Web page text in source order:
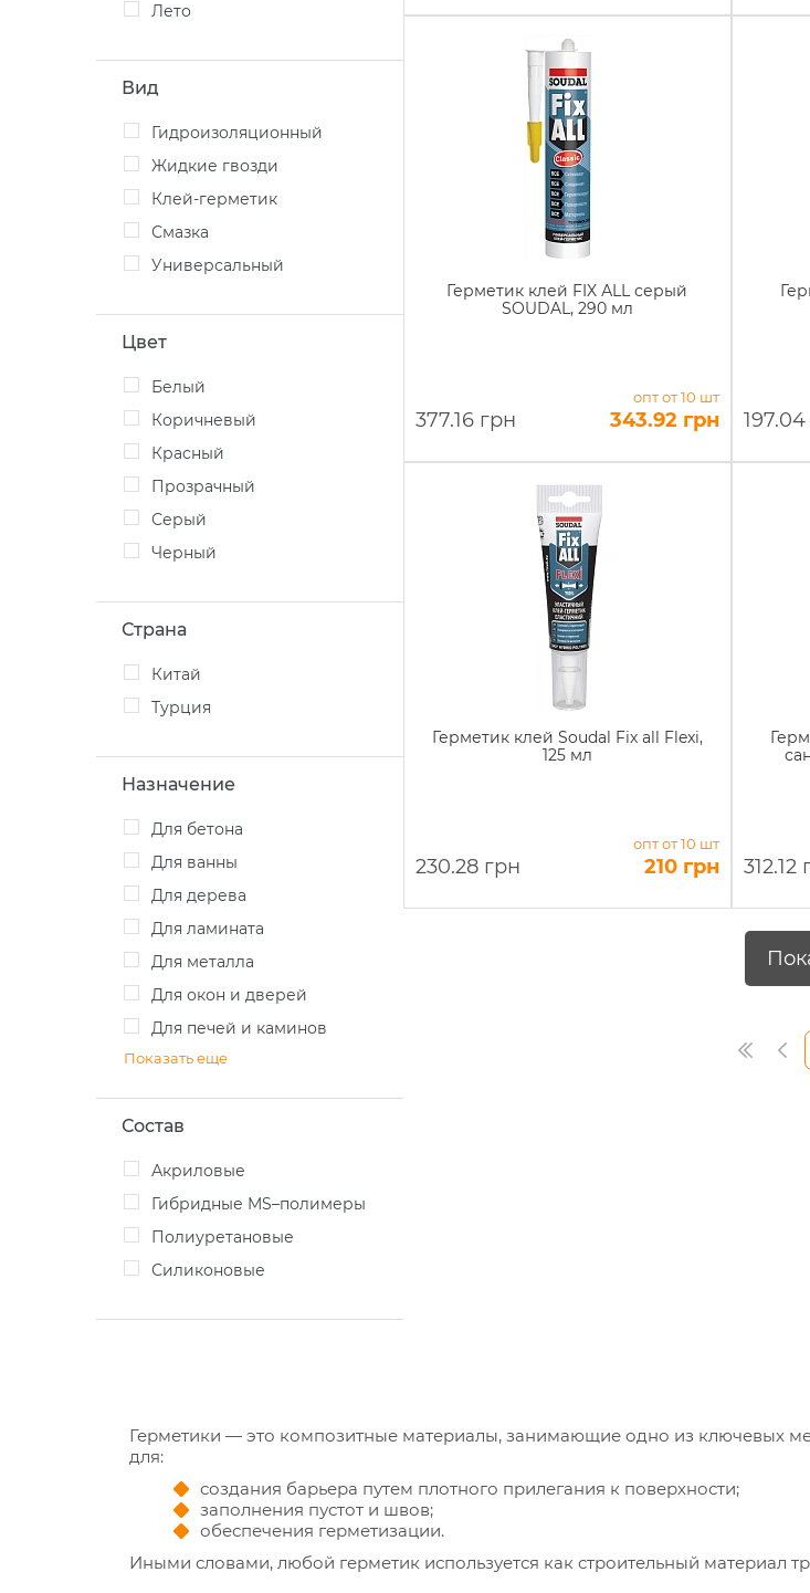
Лето
Вид
Гидроизоляционный
Жидкие гвозди
Клей-герметик
Смазка
Универсальный
Цвет
Белый
Коричневый
Красный
Прозрачный
Серый
Черный
Страна
Китай
Турция
Назначение
для бетона
для ванны
для дерева
для ламината
для металла
для окон и дверей
для печей и каминов
Показать еще
Состав
Акриловые
Гибридные MS–полимеры
Полиуретановые
Силиконовые
Герметик клей FIX АLL серый
SOUDAL, 290 мл
377.16 грн
опт от 10 шт
343.92 грн
Герметик клей Soudal Fix all Flexi,
125 мл
230.28 грн
опт от 10 шт
210 грн 312.12
Герметики — это композитные материалы, занимающие одно из ключевых
для:
создания барьера путем плотного прилегания к поверхности;
заполнения пустот и швов;
обеспечения герметизации.
Иными словами, любой герметик используется как строительный материал